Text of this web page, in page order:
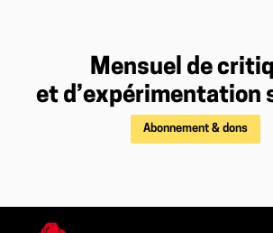
Mensuel de
et d’expérimentation
Abonnement & dons